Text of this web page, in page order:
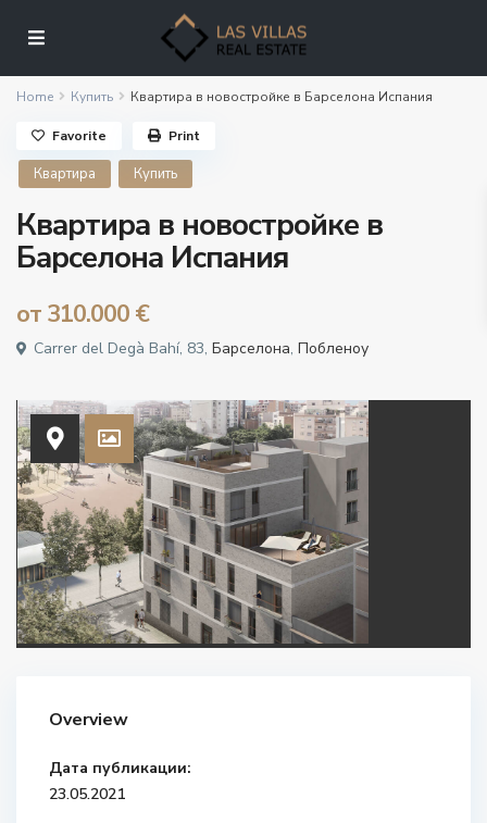
Home Купить Квартира в новостройке в Барселона Испания
Квартира Купить
Квартира в новостройке в
Барселона Испания
от 310.000 €
Carrer del Degà Bahí, 83,Барселона,Побленоу
Favorite Print
Overview
Дата публикации:
23.05.2021